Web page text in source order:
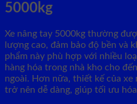
5000kg
Xe nâng tay 5000kg thường
lượng cao, đảm bảo độ bền và
phẩm này phù hợp với nhiều
hàng hóa trong nhà kho cho
ngoài. Hơn nữa, thiết kế của xe
trở nên dễ dàng, giúp tối ưu